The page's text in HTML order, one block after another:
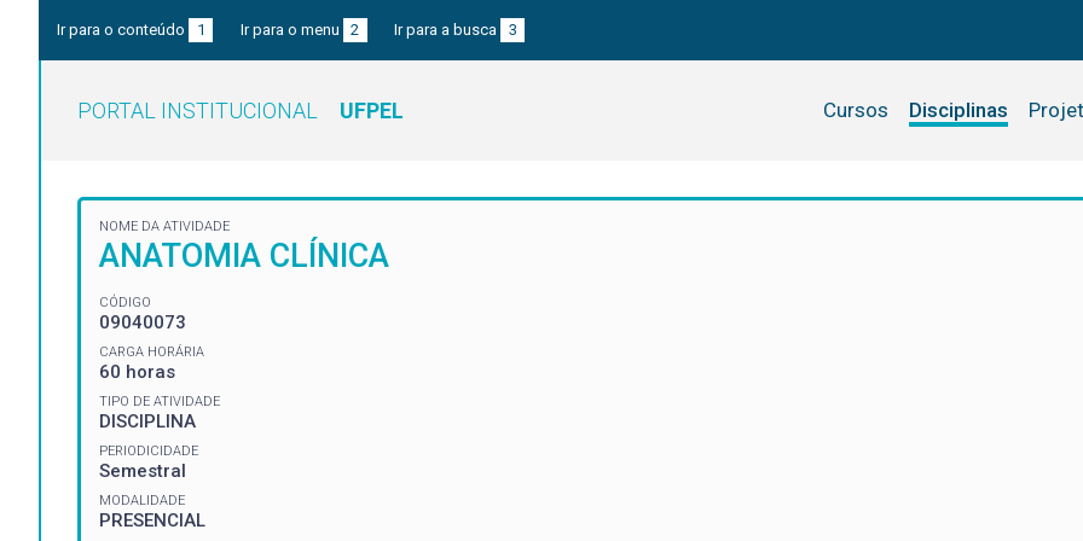
Ir para o conteúdo 1 Ir para o menu 2 Ir para a busca 3
PORTAL INSTITUCIONAL UFPEL Cursos Disciplinas
NOME DA ATIVIDADE
ANATOMIA CLÍNICA
CÓDIGO
09040073
CARGA HORÁRIA
60 horas
TIPO DE ATIVIDADE
DISCIPLINA
PERIODICIDADE
Semestral
MODALIDADE
PRESENCIAL